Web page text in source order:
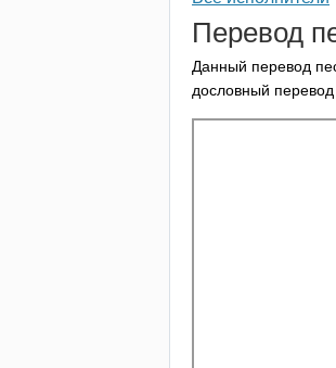
Перевод
Данный перевод
дословный